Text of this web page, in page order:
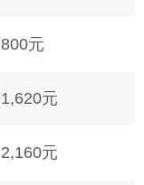
800元
1,620元
2,160元